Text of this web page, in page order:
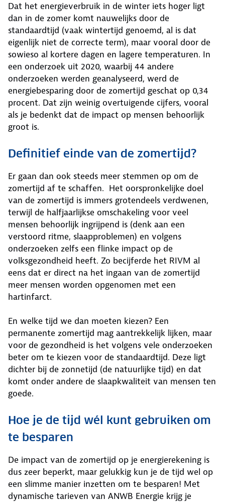
Dat het energieverbruik in de winter iets hoger ligt
dan in de zomer komt nauwelijks door de
standaardtijd (vaak wintertijd genoemd, al is dat
eigenlijk niet de correcte term), maar vooral door de
sowieso al kortere dagen en lagere temperaturen. In
een onderzoek uit 2020, waarbij 44 andere
onderzoeken werden geanalyseerd, werd de
energiebesparing door de zomertijd geschat op 0,34
procent. Dat zijn weinig overtuigende cijfers, vooral
als je bedenkt dat de impact op mensen behoorlijk
groot is.
Definitief einde van de zomertijd?
Er gaan dan ook steeds meer stemmen op om de
zomertijd af te schaffen. Het oorspronkelijke doel
van de zomertijd is immers grotendeels verdwenen,
terwijl de halfjaarlijkse omschakeling voor veel
mensen behoorlijk ingrijpend is (denk aan een
verstoord ritme, slaapproblemen) en volgens
onderzoeken zelfs een flinke impact op de
volksgezondheid heeft. Zo becijferde het RIVM al
eens dat er direct na het ingaan van de zomertijd
meer mensen worden opgenomen met een
hartinfarct.
En welke tijd we dan moeten kiezen? Een
permanente zomertijd mag aantrekkelijk lijken, maar
voor de gezondheid is het volgens vele onderzoeken
beter om te kiezen voor de standaardtijd. Deze ligt
dichter bij de zonnetijd (de natuurlijke tijd) en dat
komt onder andere de slaapkwaliteit van mensen ten
goede.
Hoe je de tijd wél kunt gebruiken om
te besparen
De impact van de zomertijd op je energierekening is
dus zeer beperkt, maar gelukkig kun je de tijd wel op
een slimme manier inzetten om te besparen! Met
dynamische tarieven van ANWB Energie krijg je